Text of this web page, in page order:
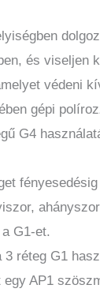
és viseljen
védeni
gépi
G4
G1-et.
réteg G1
AP1